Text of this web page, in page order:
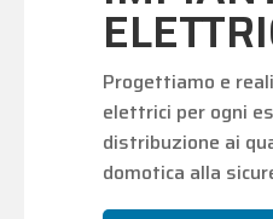
Progettiamo e
elettrici per ogni
distribuzione ai
domotica alla